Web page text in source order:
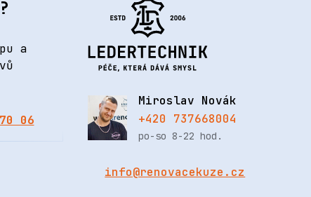
a
06
Miroslav Novák
+420 737668004
po-so 8-22 hod.
info@renovacekuze.cz